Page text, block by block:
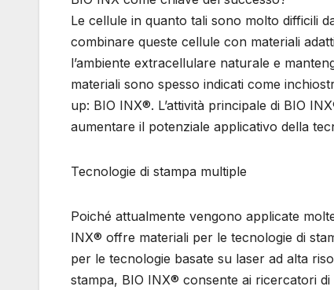
Le cellule in quanto tali sono molto difficili
combinare queste cellule con materiali
l’ambiente extracellulare naturale e
materiali sono spesso indicati come
up: BIO INX®. L’attività principale di BIO
aumentare il potenziale applicativo della
Tecnologie di stampa multiple
Poiché attualmente vengono applicate
INX® offre materiali per le tecnologie di
per le tecnologie basate su laser ad alta
stampa, BIO INX® consente ai ricercatori